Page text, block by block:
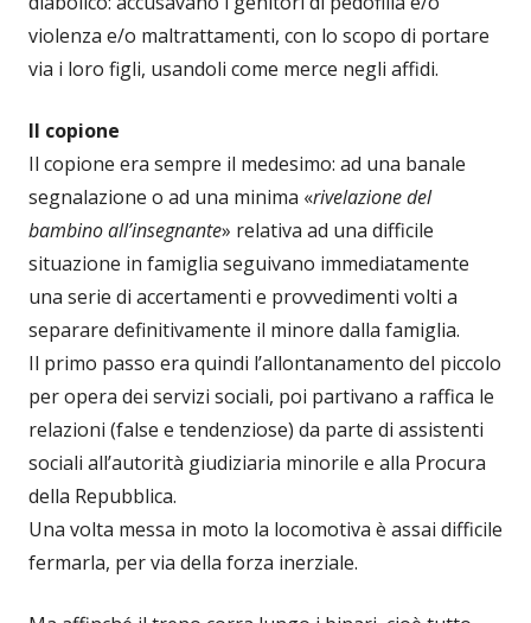
violenza e/o maltrattamenti, con lo scopo di portare
via i loro figli, usandoli come merce negli affidi.
Il copione
Il copione era sempre il medesimo: ad una banale
segnalazione o ad una minima «rivelazione del
bambino all’insegnante» relativa ad una difficile
situazione in famiglia seguivano immediatamente
una serie di accertamenti e provvedimenti volti a
separare definitivamente il minore dalla famiglia.
Il primo passo era quindi l’allontanamento del piccolo
per opera dei servizi sociali, poi partivano a raffica le
relazioni (false e tendenziose) da parte di assistenti
sociali all’autorità giudiziaria minorile e alla Procura
della Repubblica.
Una volta messa in moto la locomotiva è assai difficile
fermarla, per via della forza inerziale.